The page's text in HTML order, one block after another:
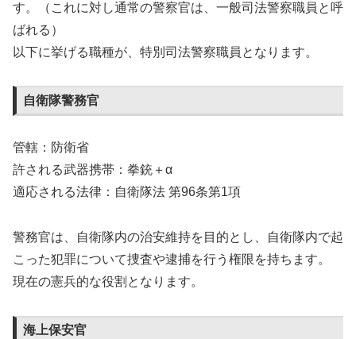
す。（これに対し通常の警察官は、一般司法警察職員と呼
ばれる）
以下に挙げる職種が、特別司法警察職員となります。
自衛隊警務官
管轄：防衛省
許される武器携帯：拳銃＋α
適応される法律：自衛隊法 第96条第1項
警務官は、自衛隊内の治安維持を目的とし、自衛隊内で起
こった犯罪について捜査や逮捕を行う権限を持ちます。
現在の憲兵的な役割となります。
海上保安官